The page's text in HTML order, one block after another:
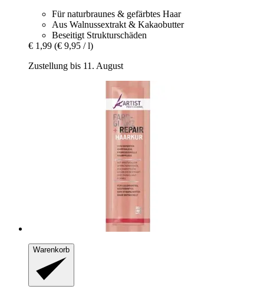
Für naturbraunes & gefärbtes Haar
Aus Walnussextrakt & Kakaobutter
Beseitigt Strukturschäden
€ 1,99 (€ 9,95 / l)
Zustellung bis 11. August
Warenkorb